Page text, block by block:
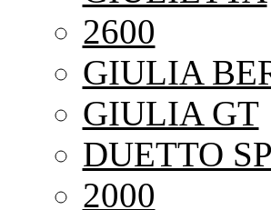
2600
GIULIA
GIULIA GT
DUETTO
2000